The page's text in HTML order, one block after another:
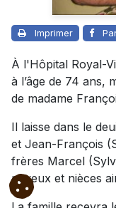
Imprimer
À l'Hôpital Royal-
à l’âge de 74 ans,
de madame
Il laisse dans le
et Jean-François
frères Marcel
neveux et nièces